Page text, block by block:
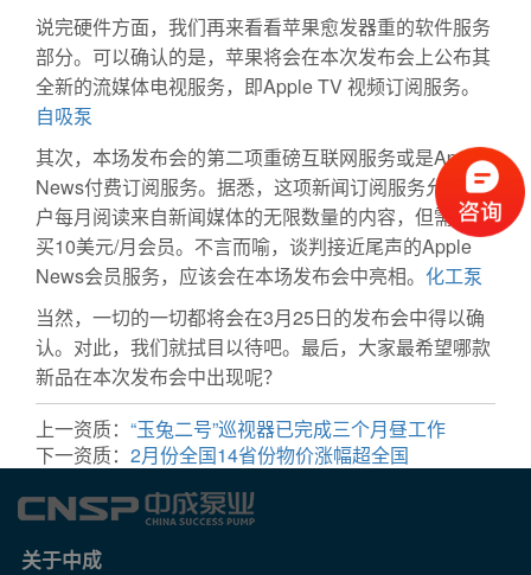
说完硬件方面，我们再来看看苹果愈发器重的软件服务
部分。可以确认的是，苹果将会在本次发布会上公布其
全新的流媒体电视服务，即Apple TV 视频订阅服务。
自吸泵
其次，本场发布会的第二项重磅互联网服务或是Apple
News付费订阅服务。据悉，这项新闻订阅服务允许用
户每月阅读来自新闻媒体的无限数量的内容，但需要购
买10美元/月会员。不言而喻，谈判接近尾声的Apple
News会员服务，应该会在本场发布会中亮相。 化工泵
当然，一切的一切都将会在3月25日的发布会中得以确
认。对此，我们就拭目以待吧。最后，大家最希望哪款
新品在本次发布会中出现呢？
上一资质： “玉兔二号”巡视器已完成三个月昼工作
下一资质： 2月份全国14省份物价涨幅超全国
关于中成